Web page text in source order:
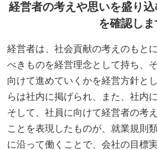
セミナー
お問い合わせ
労務通信
プライバシーポリシー
03-6426-
経営者の考えや思いを盛り
を確認し
経営者は、社会貢献の考えのもと
べきものを経営理念として持ち、
向けて進めていくかを経営方針と
らは社内に掲げられ、また、社内
そして、社員に向けて経営者の考
ことを表現したものが、就業規則
に沿って働くことで、会社の目標